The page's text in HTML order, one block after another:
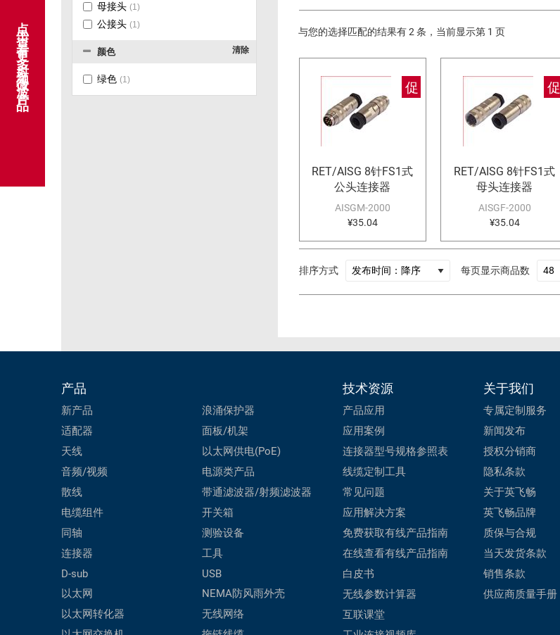
母接头 (1)
公接头 (1)
清除
颜色
绿色 (1)
与您的选择匹配的结果有 2 条，当前显示第 1 页
促
RET/AISG 8针FS1式
公头连接器
AISGM-2000
¥35.04
促
RET/AISG 8针FS1式
母头连接器
AISGF-2000
¥35.04
排序方式 每页显示商品数
点击查看更多射频微波产品
产品
新产品
适配器
天线
音频/视频
散线
电缆组件
同轴
连接器
D-sub
以太网
以太网转化器
浪涌保护器
面板/机架
以太网供电(PoE)
电源类产品
带通滤波器/射频滤波器
开关箱
测验设备
工具
USB
NEMA防风雨外壳
无线网络
技术资源
产品应用
应用案例
连接器型号规格参照表
线缆定制工具
常见问题
应用解决方案
免费获取有线产品指南
在线查看有线产品指南
白皮书
无线参数计算器
互联课堂
关于我们
专属定制服务
新闻发布
授权分销商
隐私条款
关于英飞畅
英飞畅品牌
质保与合规
当天发货条款
销售条款
供应商质量手册